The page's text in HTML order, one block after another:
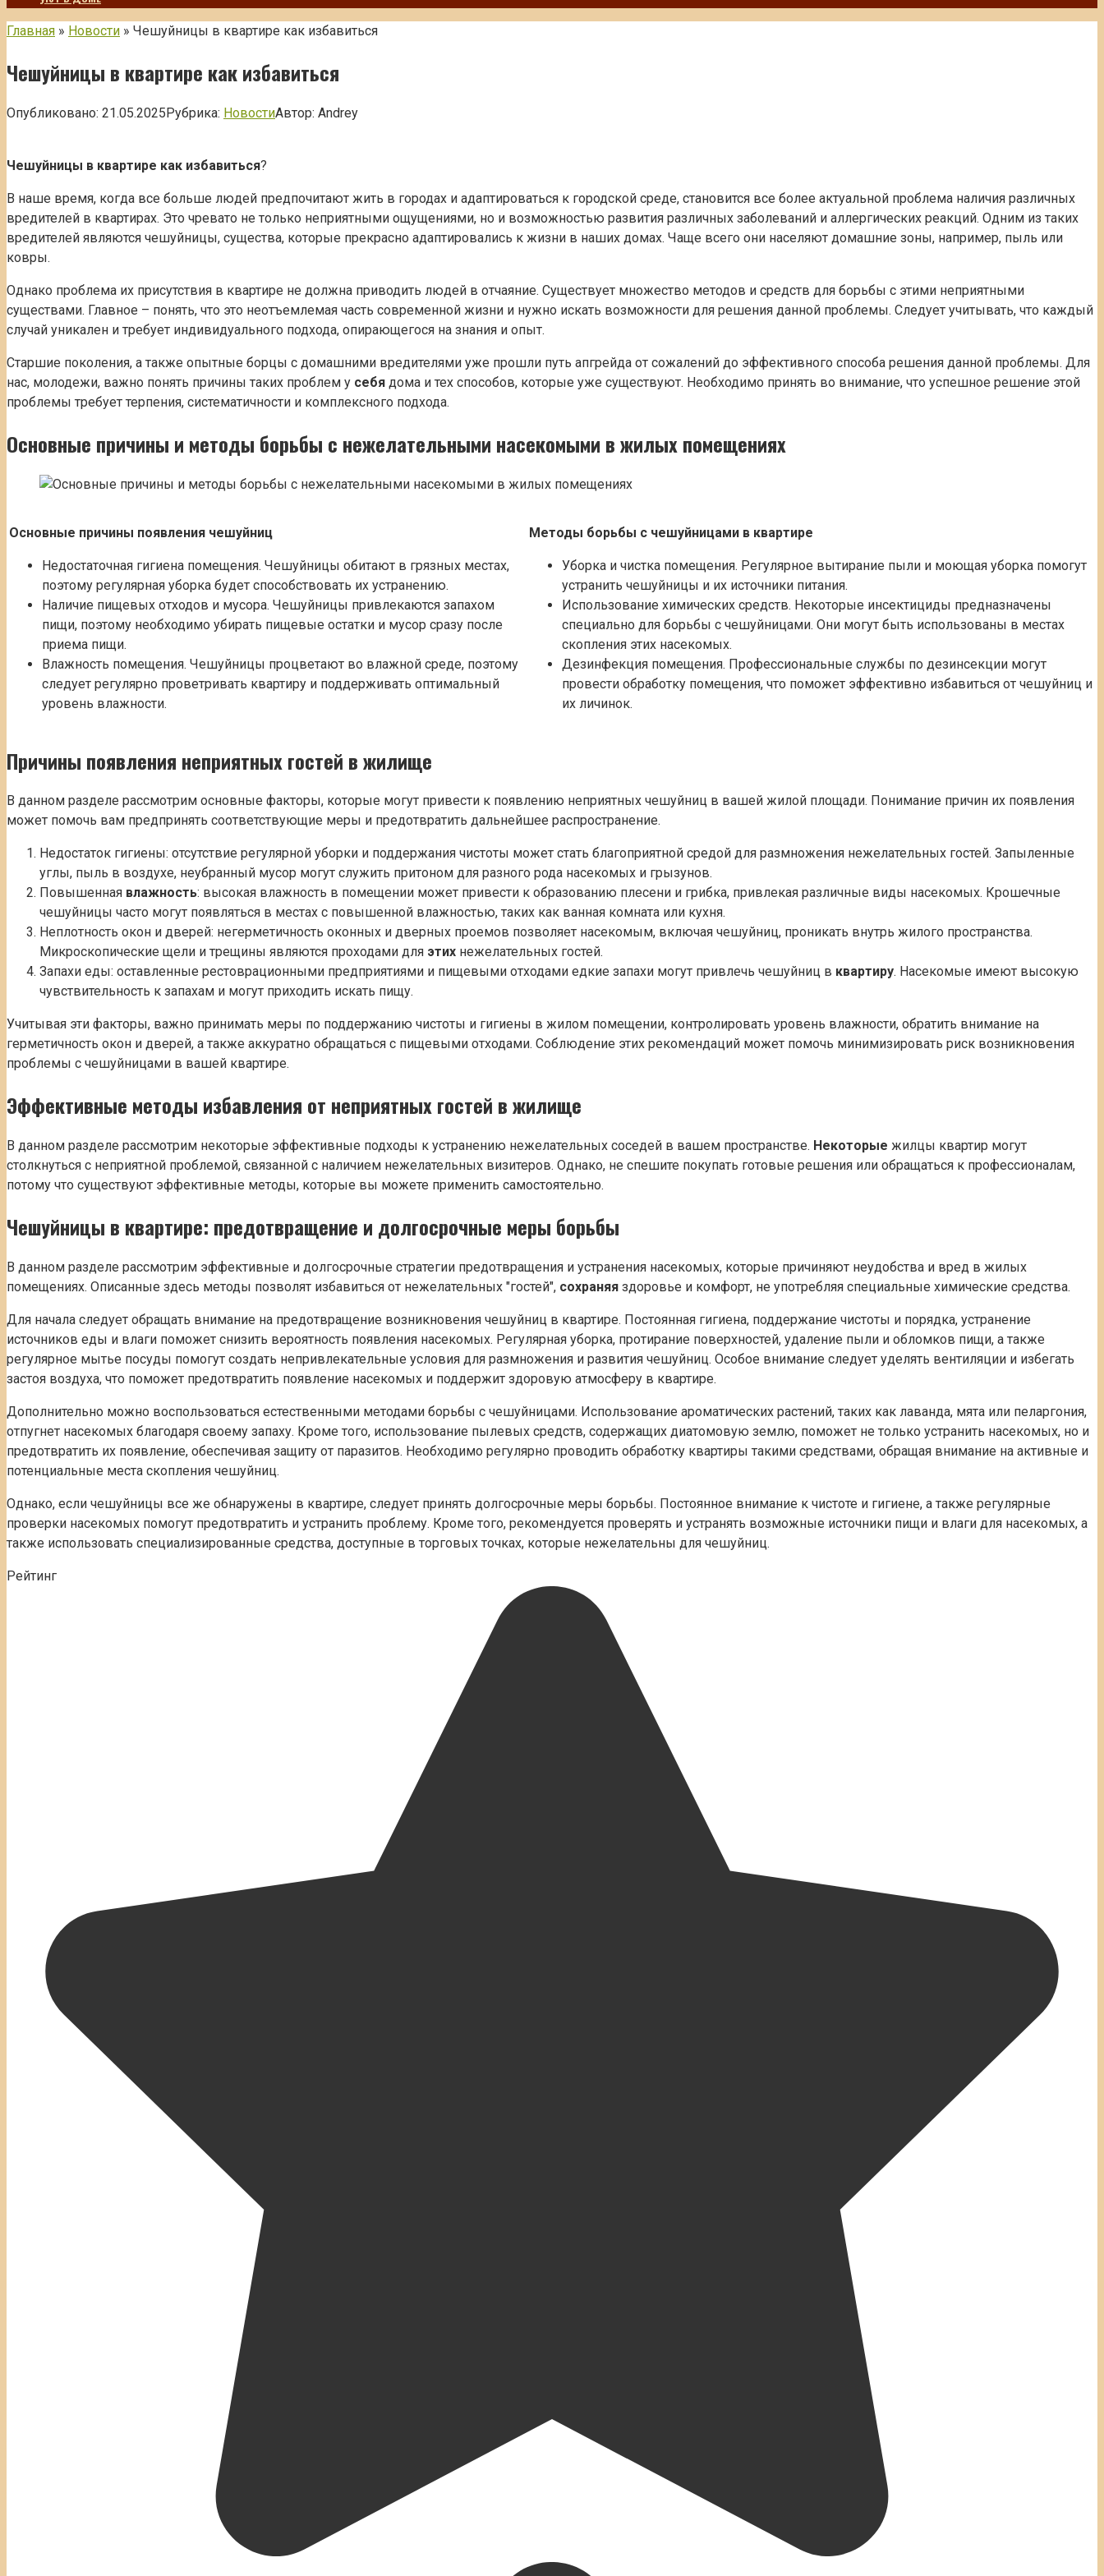
Главная » Новости » Чешуйницы в квартире как избавиться
Чешуйницы в квартире как избавиться
Опубликовано: 21.05.2025Рубрика: НовостиАвтор: Andrey
Чешуйницы в квартире как избавиться?
В наше время, когда все больше людей предпочитают жить в городах и адаптироваться к городской среде, становится все более актуальной проблема наличия различных
вредителей в квартирах. Это чревато не только неприятными ощущениями, но и возможностью развития различных заболеваний и аллергических реакций. Одним из таких
вредителей являются чешуйницы, существа, которые прекрасно адаптировались к жизни в наших домах. Чаще всего они населяют домашние зоны, например, пыль или
ковры.
Однако проблема их присутствия в квартире не должна приводить людей в отчаяние. Существует множество методов и средств для борьбы с этими неприятными
существами. Главное – понять, что это неотъемлемая часть современной жизни и нужно искать возможности для решения данной проблемы. Следует учитывать, что каждый
случай уникален и требует индивидуального подхода, опирающегося на знания и опыт.
Старшие поколения, а также опытные борцы с домашними вредителями уже прошли путь апгрейда от сожалений до эффективного способа решения данной проблемы. Для
нас, молодежи, важно понять причины таких проблем у себя дома и тех способов, которые уже существуют. Необходимо принять во внимание, что успешное решение этой
проблемы требует терпения, систематичности и комплексного подхода.
Основные причины и методы борьбы с нежелательными насекомыми в жилых помещениях
Основные причины появления чешуйниц
Недостаточная гигиена помещения. Чешуйницы обитают в грязных местах,
поэтому регулярная уборка будет способствовать их устранению.
Наличие пищевых отходов и мусора. Чешуйницы привлекаются запахом
пищи, поэтому необходимо убирать пищевые остатки и мусор сразу после
приема пищи.
Влажность помещения. Чешуйницы процветают во влажной среде, поэтому
следует регулярно проветривать квартиру и поддерживать оптимальный
уровень влажности.
Методы борьбы с чешуйницами в квартире
Уборка и чистка помещения. Регулярное вытирание пыли и моющая уборка помогут
устранить чешуйницы и их источники питания.
Использование химических средств. Некоторые инсектициды предназначены
специально для борьбы с чешуйницами. Они могут быть использованы в местах
скопления этих насекомых.
Дезинфекция помещения. Профессиональные службы по дезинсекции могут
провести обработку помещения, что поможет эффективно избавиться от чешуйниц и
их личинок.
Причины появления неприятных гостей в жилище
В данном разделе рассмотрим основные факторы, которые могут привести к появлению неприятных чешуйниц в вашей жилой площади. Понимание причин их появления
может помочь вам предпринять соответствующие меры и предотвратить дальнейшее распространение.
Недостаток гигиены: отсутствие регулярной уборки и поддержания чистоты может стать благоприятной средой для размножения нежелательных гостей. Запыленные
углы, пыль в воздухе, неубранный мусор могут служить притоном для разного рода насекомых и грызунов.
Повышенная влажность: высокая влажность в помещении может привести к образованию плесени и грибка, привлекая различные виды насекомых. Крошечные
чешуйницы часто могут появляться в местах с повышенной влажностью, таких как ванная комната или кухня.
Неплотность окон и дверей: негерметичность оконных и дверных проемов позволяет насекомым, включая чешуйниц, проникать внутрь жилого пространства.
Микроскопические щели и трещины являются проходами для этих нежелательных гостей.
Запахи еды: оставленные рестоврационными предприятиями и пищевыми отходами едкие запахи могут привлечь чешуйниц в квартиру. Насекомые имеют высокую
чувствительность к запахам и могут приходить искать пищу.
Учитывая эти факторы, важно принимать меры по поддержанию чистоты и гигиены в жилом помещении, контролировать уровень влажности, обратить внимание на
герметичность окон и дверей, а также аккуратно обращаться с пищевыми отходами. Соблюдение этих рекомендаций может помочь минимизировать риск возникновения
проблемы с чешуйницами в вашей квартире.
Эффективные методы избавления от неприятных гостей в жилище
В данном разделе рассмотрим некоторые эффективные подходы к устранению нежелательных соседей в вашем пространстве. Некоторые жилцы квартир могут
столкнуться с неприятной проблемой, связанной с наличием нежелательных визитеров. Однако, не спешите покупать готовые решения или обращаться к профессионалам,
потому что существуют эффективные методы, которые вы можете применить самостоятельно.
Чешуйницы в квартире: предотвращение и долгосрочные меры борьбы
В данном разделе рассмотрим эффективные и долгосрочные стратегии предотвращения и устранения насекомых, которые причиняют неудобства и вред в жилых
помещениях. Описанные здесь методы позволят избавиться от нежелательных "гостей", сохраняя здоровье и комфорт, не употребляя специальные химические средства.
Для начала следует обращать внимание на предотвращение возникновения чешуйниц в квартире. Постоянная гигиена, поддержание чистоты и порядка, устранение
источников еды и влаги поможет снизить вероятность появления насекомых. Регулярная уборка, протирание поверхностей, удаление пыли и обломков пищи, а также
регулярное мытье посуды помогут создать непривлекательные условия для размножения и развития чешуйниц. Особое внимание следует уделять вентиляции и избегать
застоя воздуха, что поможет предотвратить появление насекомых и поддержит здоровую атмосферу в квартире.
Дополнительно можно воспользоваться естественными методами борьбы с чешуйницами. Использование ароматических растений, таких как лаванда, мята или пеларгония,
отпугнет насекомых благодаря своему запаху. Кроме того, использование пылевых средств, содержащих диатомовую землю, поможет не только устранить насекомых, но и
предотвратить их появление, обеспечивая защиту от паразитов. Необходимо регулярно проводить обработку квартиры такими средствами, обращая внимание на активные и
потенциальные места скопления чешуйниц.
Однако, если чешуйницы все же обнаружены в квартире, следует принять долгосрочные меры борьбы. Постоянное внимание к чистоте и гигиене, а также регулярные
проверки насекомых помогут предотвратить и устранить проблему. Кроме того, рекомендуется проверять и устранять возможные источники пищи и влаги для насекомых, а
также использовать специализированные средства, доступные в торговых точках, которые нежелательны для чешуйниц.
Рейтинг